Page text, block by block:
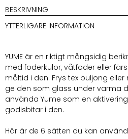
mängd
BESKRIVNING
YTTERLIGARE INFORMATION
YUME är en riktigt mångsidig
med foderkulor, våtfoder eller
måltid i den. Frys tex buljong
ge den som glass under varma
använda Yume som en
godisbitar i den.
Här är de 6 sätten du kan